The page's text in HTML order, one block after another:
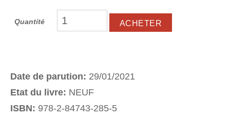
Quantité
Date de parution: 29/01/2021
Etat du livre: NEUF
ISBN: 978-2-84743-285-5